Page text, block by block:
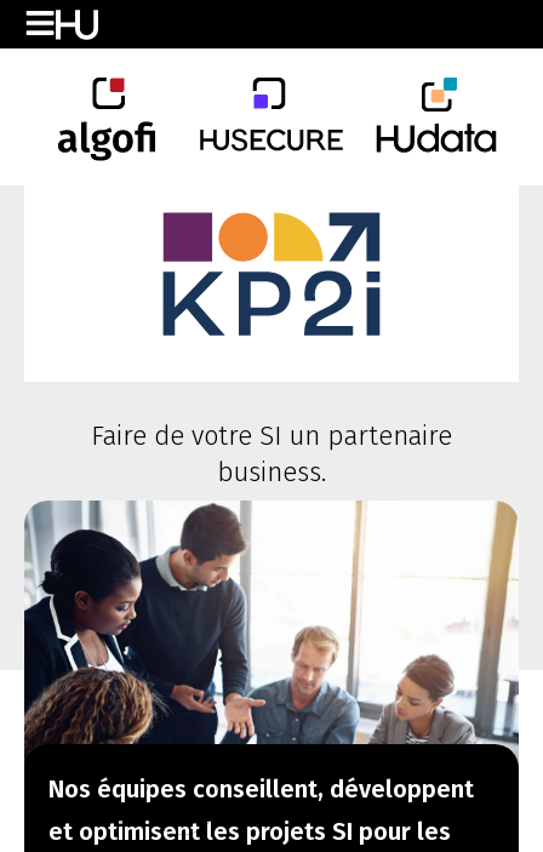
Faire de votre SI un partenaire
business.
Nos équipes conseillent, développent
et optimisent les projets SI pour les